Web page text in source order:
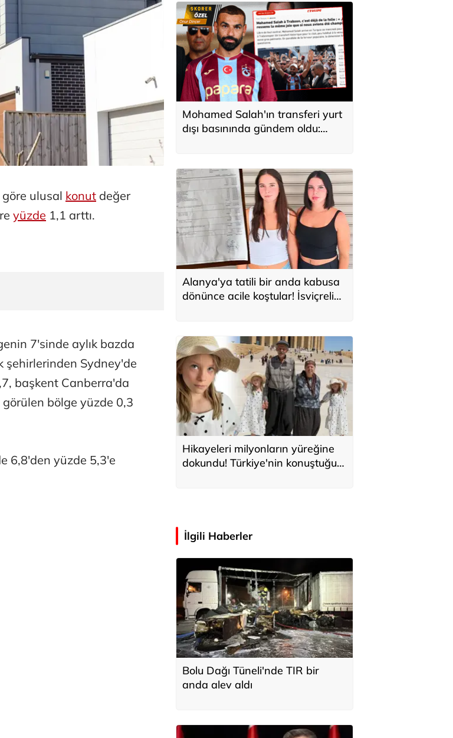
ulusal konut değer
yüzde 1,1 arttı.
7'sinde aylık bazda
şehirlerinden Sydney'de
başkent Canberra'da
bölge yüzde 0,3
6,8'den yüzde 5,3'e
Mohamed Salah'ın transferi yurt
dışı basınında gündem oldu:
Alanya'ya tatili bir anda kabusa
dönünce acile koştular! İsviçreli
Hikayeleri milyonların yüreğine
dokundu! Türkiye'nin konuştuğu
İlgili Haberler
Bolu Dağı Tüneli'nde TIR bir
anda alev aldı